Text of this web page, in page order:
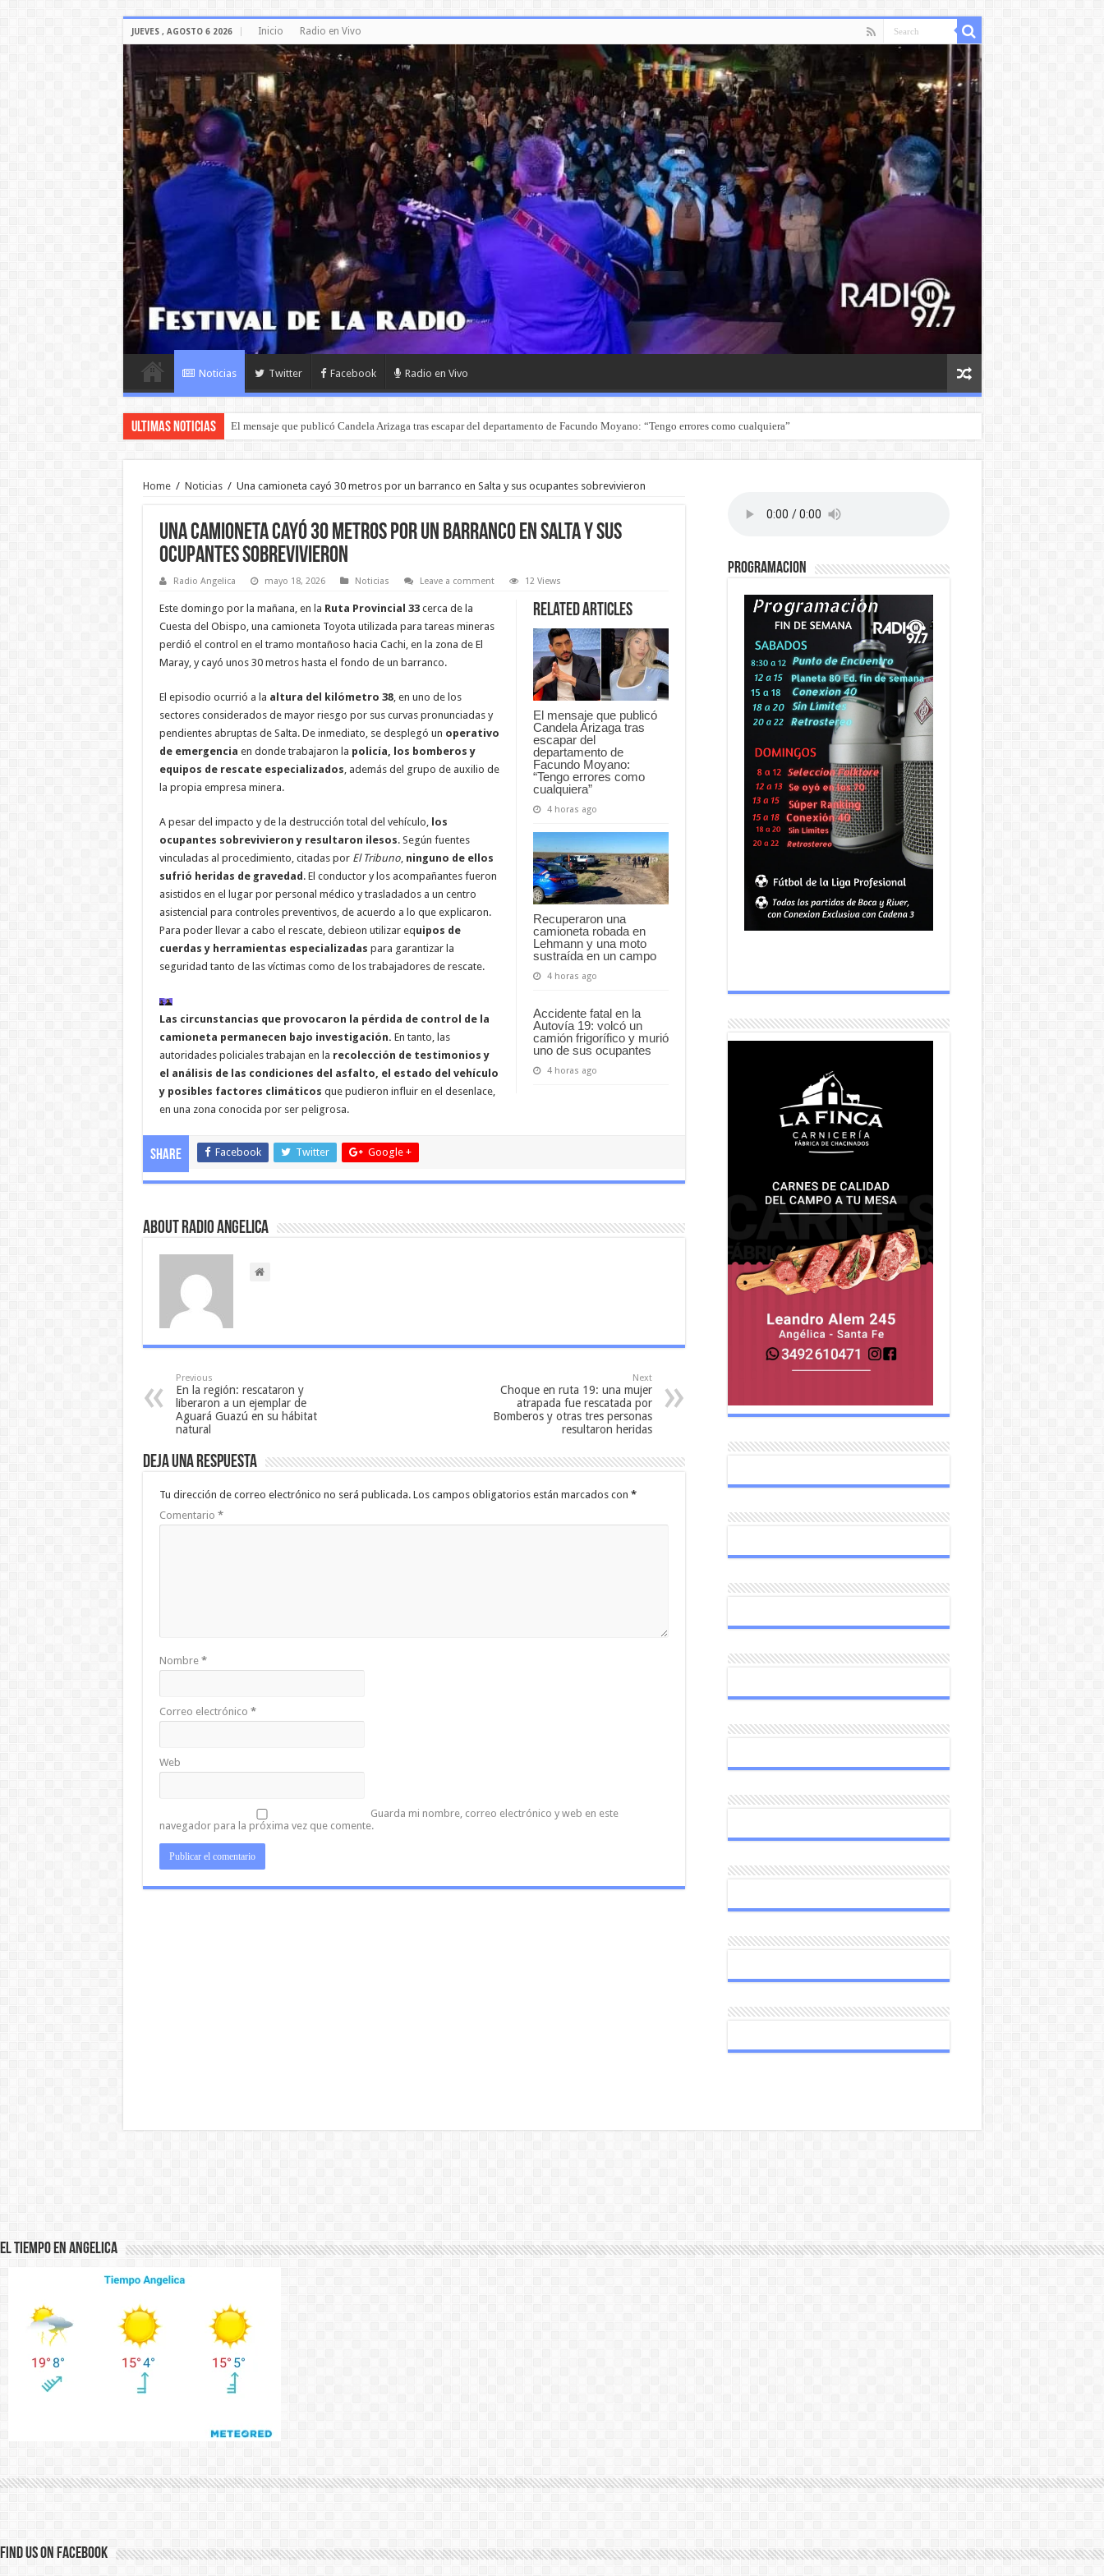
JUEVES , AGOSTO 6 2026 Inicio Radio en Vivo
Noticias Twitter Facebook Radio en Vivo
Ultimas Noticias El mensaje que publicó Candela Arizaga tras escapar del departamento de Facundo Moyano: “Tengo errores como cualquiera”
Home / Noticias / Una camioneta cayó 30 metros por un barranco en Salta y sus ocupantes sobrevivieron
Una camioneta cayó 30 metros por un barranco en Salta y sus
ocupantes sobrevivieron
Radio Angelica mayo 18, 2026 Noticias Leave a comment 12 Views
Related Articles
El mensaje que publicó
Candela Arizaga tras
escapar del
departamento de
Facundo Moyano:
“Tengo errores como
cualquiera”
4 horas ago
Recuperaron una
camioneta robada en
Lehmann y una moto
sustraída en un campo
4 horas ago
Accidente fatal en la
Autovía 19: volcó un
camión frigorífico y murió
uno de sus ocupantes
4 horas ago
Este domingo por la mañana, en la Ruta Provincial 33cerca de la
Cuesta del Obispo, una camioneta Toyota utilizada para tareas mineras
perdió el control en el tramo montañoso hacia Cachi, en la zona de El
Maray, y cayó unos 30 metros hasta el fondo de un barranco.
El episodio ocurrió a la altura del kilómetro 38, en uno de los
sectores considerados de mayor riesgo por sus curvas pronunciadas y
pendientes abruptas de Salta. De inmediato, se desplegó un operativo
de emergencia en donde trabajaron la policía, los bomberos y
equipos de rescate especializados, además del grupo de auxilio de
la propia empresa minera.
A pesar del impacto y de la destrucción total del vehículo,los
ocupantes sobrevivieron y resultaron ilesos. Según fuentes
vinculadas al procedimiento, citadas por El Tribuno, ninguno de ellos
sufrió heridas de gravedad . El conductor y los acompañantes fueron
asistidos en el lugar por personal médico y trasladados a un centro
asistencial para controles preventivos, de acuerdo a lo que explicaron.
Para poder llevar a cabo el rescate, debieon utilizar equipos de
cuerdas y herramientas especializadas para garantizar la
seguridad tanto de las víctimas como de los trabajadores de rescate.
Las circunstancias que provocaron la pérdida de control de la
camioneta permanecen bajo investigación. En tanto, las
autoridades policiales trabajan en la recolección de testimonios y
el análisis de las condiciones del asfalto, el estado del vehículo
y posibles factores climáticos que pudieron influir en el desenlace,
en una zona conocida por ser peligrosa.
Share Facebook Twitter Google +
About Radio Angelica
Previous
En la región: rescataron y
liberaron a un ejemplar de
Aguará Guazú en su hábitat
natural
Next
Choque en ruta 19: una mujer
atrapada fue rescatada por
Bomberos y otras tres personas
resultaron heridas
Deja una respuesta
Tu dirección de correo electrónico no será publicada. Los campos obligatorios están marcados con *
Comentario *
Nombre *
Correo electrónico *
Web
Guarda mi nombre, correo electrónico y web en este
navegador para la próxima vez que comente.
PROGRAMACION
El Tiempo en Angelica
Find us on Facebook